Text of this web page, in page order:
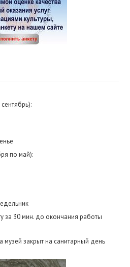
по май):
за 30 мин. до окончания работы
закрыт на санитарный день